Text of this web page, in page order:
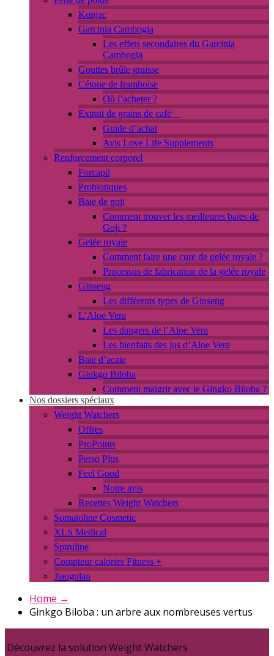
Konjac
Garcinia Cambogia
Les effets secondaires du Garcinia
Cambogia
Gouttes brûle graisse
Cétone de framboise
Où l’acheter ?
Extrait de grains de café
Guide d’achat
Avis Love Life Supplements
Renforcement corporel
Forcapil
Probiotiques
Baie de goji
Comment trouver les meilleures baies de
Goji ?
Gelée royale
Comment faire une cure de gelée royale ?
Processus de fabrication de la gelée royale
Ginseng
Les différents types de Ginseng
L’Aloe Vera
Les dangers de l’Aloe Vera
Les bienfaits des jus d’Aloe Vera
Baie d’acaie
Ginkgo Biloba
Comment maigrir avec le Gingko Biloba ?
Nos dossiers spéciaux
Weight Watchers
Offres
ProPoints
Perso Plus
Feel Good
Notre avis
Recettes Weight Watchers
Somatoline Cosmetic
XLS Medical
Spiruline
Compteur calories Fitness +
Jiaogulan
Home →
Ginkgo Biloba : un arbre aux nombreuses vertus
Découvrez la solution Weight Watchers